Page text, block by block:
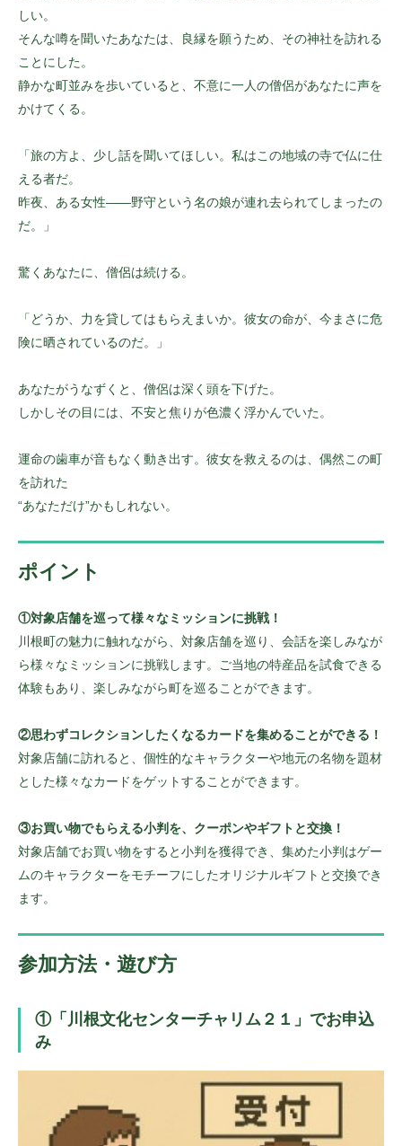
しい。
そんな噂を聞いたあなたは、良縁を願うため、その神社を訪れる
ことにした。
静かな町並みを歩いていると、不意に一人の僧侶があなたに声を
かけてくる。
「旅の方よ、少し話を聞いてほしい。私はこの地域の寺で仏に仕
える者だ。
昨夜、ある女性――野守という名の娘が連れ去られてしまったの
だ。」
驚くあなたに、僧侶は続ける。
「どうか、力を貸してはもらえまいか。彼女の命が、今まさに危
険に晒されているのだ。」
あなたがうなずくと、僧侶は深く頭を下げた。
しかしその目には、不安と焦りが色濃く浮かんでいた。
運命の歯車が音もなく動き出す。彼女を救えるのは、偶然この町
を訪れた
“あなただけ”かもしれない。
ポイント
①対象店舗を巡って様々なミッションに挑戦！
川根町の魅力に触れながら、対象店舗を巡り、会話を楽しみなが
ら様々なミッションに挑戦します。ご当地の特産品を試食できる
体験もあり、楽しみながら町を巡ることができます。
②思わずコレクションしたくなるカードを集めることができる！
対象店舗に訪れると、個性的なキャラクターや地元の名物を題材
とした様々なカードをゲットすることができます。
③お買い物でもらえる小判を、クーポンやギフトと交換！
対象店舗でお買い物をすると小判を獲得でき、集めた小判はゲー
ムのキャラクターをモチーフにしたオリジナルギフトと交換でき
ます。
参加方法・遊び方
①「川根文化センターチャリム２１」でお申込
み